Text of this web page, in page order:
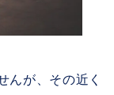
んが、その近く